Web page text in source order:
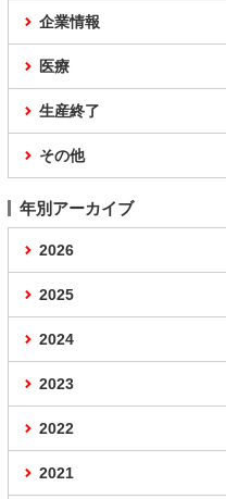
企業情報
医療
生産終了
その他
年別アーカイブ
2026
2025
2024
2023
2022
2021